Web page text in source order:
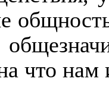
на что